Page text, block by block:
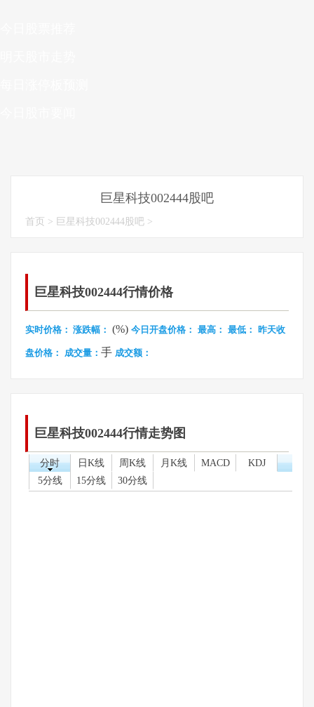
巨星科技002444股吧
首页 > 巨星科技002444股吧 >
巨星科技002444行情价格
实时价格： 涨跌幅： (%) 今日开盘价格： 最高： 最低： 昨天收
盘价格： 成交量： 手 成交额：
巨星科技002444行情走势图
分时 日K线 周K线 月K线 MACD
KDJ
5分线
15分线 30分线